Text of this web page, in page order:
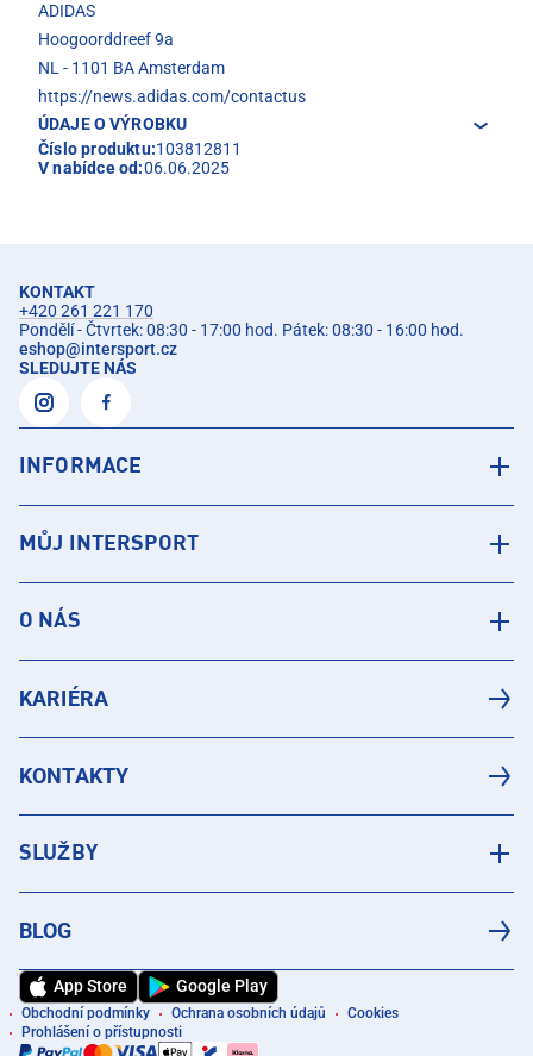
ADIDAS
Hoogoorddreef 9a
NL - 1101 BA Amsterdam
https://news.adidas.com/contactus
ÚDAJE O VÝROBKU
Číslo produktu:103812811
V nabídce od:06.06.2025
KONTAKT
+420 261 221 170
Pondělí - Čtvrtek: 08:30 - 17:00 hod. Pátek: 08:30 - 16:00 hod.
eshop@intersport.cz
SLEDUJTE NÁS
INFORMACE
MŮJ INTERSPORT
O NÁS
KARIÉRA
KONTAKTY
SLUŽBY
BLOG
App Store Google Play
Obchodní podmínky Ochrana osobních údajů
Cookies
Prohlášení o přístupnosti